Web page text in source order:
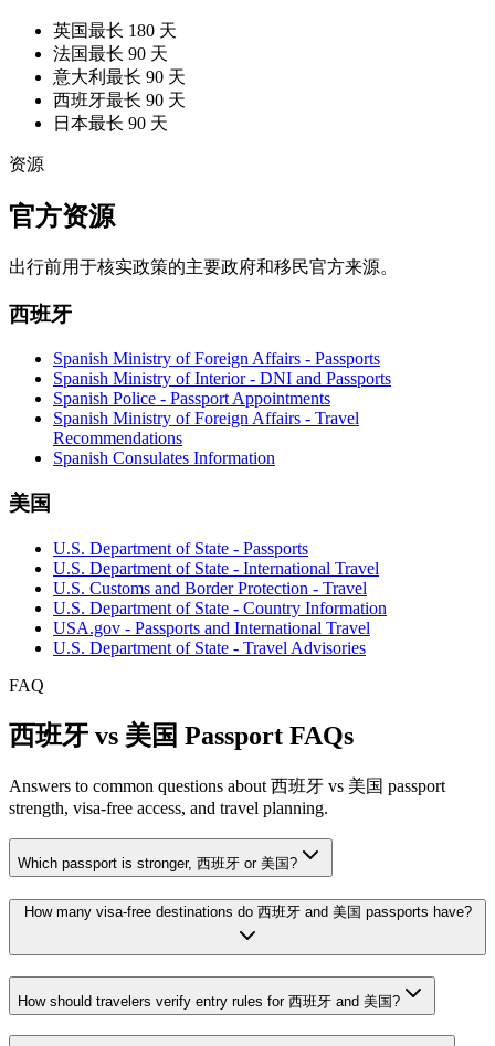
英国最长 180 天
法国最长 90 天
意大利 最长 90 天
西班牙最长 90 天
日本最长 90 天
资源
官方资源
出行前用于核实政策的主要政府和移民官方来源。
西班牙
Spanish Ministry of Foreign Affairs - Passports
Spanish Ministry of Interior - DNI and Passports
Spanish Police - Passport Appointments
Spanish Ministry of Foreign Affairs - Travel
Recommendations
Spanish Consulates Information
美国
U.S. Department of State - Passports
U.S. Department of State - International Travel
U.S. Customs and Border Protection - Travel
U.S. Department of State - Country Information
USA.gov - Passports and International Travel
U.S. Department of State - Travel Advisories
FAQ
西班牙 vs 美国 Passport FAQs
Answers to common questions about 西班牙 vs 美国 passport
strength, visa-free access, and travel planning.
Which passport is stronger, 西班牙 or 美国?
How many visa-free destinations do 西班牙 and 美国 passports have?
How should travelers verify entry rules for 西班牙 and 美国?